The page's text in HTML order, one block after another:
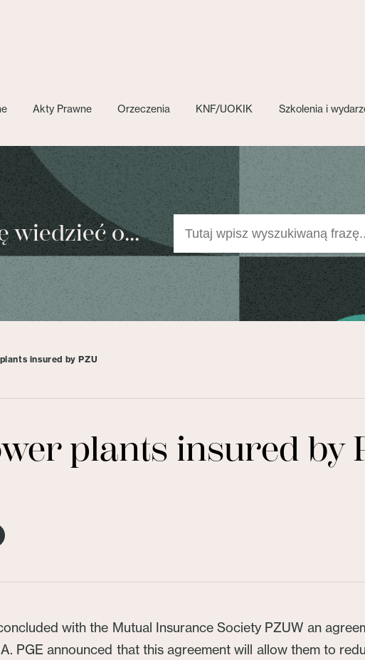
Akty Prawne Orzeczenia KNF/UOKIK Szkolenia i
wiedzieć o...
insured by PZU
plants insured by
with the Mutual Insurance Society PZUW an
PGE announced that this agreement will allow them to